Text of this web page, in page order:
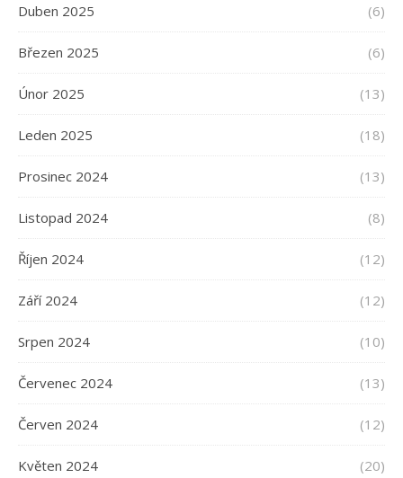
Duben 2025 (6)
Březen 2025 (6)
Únor 2025 (13)
Leden 2025 (18)
Prosinec 2024 (13)
Listopad 2024 (8)
Říjen 2024 (12)
Září 2024 (12)
Srpen 2024 (10)
Červenec 2024 (13)
Červen 2024 (12)
Květen 2024 (20)